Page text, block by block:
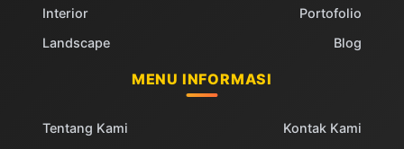
Interior
Landscape
Portofolio
Blog
MENU INFORMASI
Tentang Kami
Kontak Kami